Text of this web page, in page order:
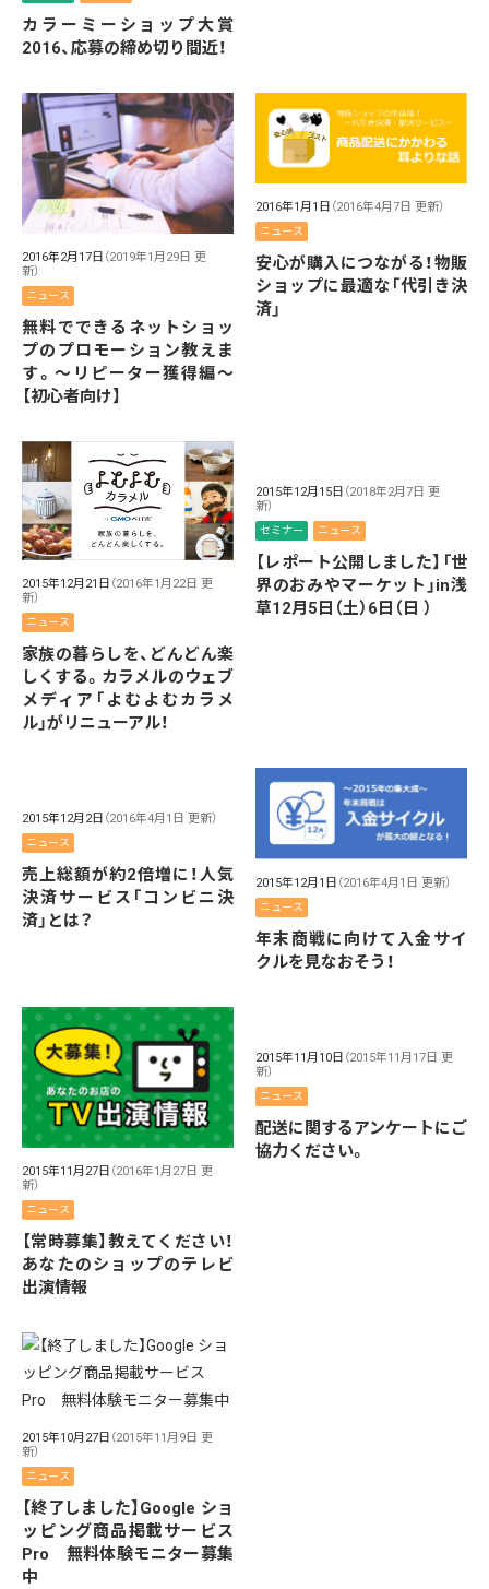
カラーミーショップ大賞
2016、応募の締め切り間近！
2016年2月17日 （2019年1月29日 更
新）
ニュース
無料でできるネットショッ
プのプロモーション教えま
す。〜リピーター獲得編〜
【初心者向け】
2016年1月1日 （2016年4月7日 更新）
ニュース
安心が購入につながる！物販
ショップに最適な「代引き決
済」
2015年12月21日 （2016年1月22日 更
新）
ニュース
家族の暮らしを、どんどん楽
しくする。カラメルのウェブ
メディア「よむよむカラメ
ル」がリニューアル！
2015年12月15日 （2018年2月7日 更
新）
セミナー ニュース
【レポート公開しました】「世
界のおみやマーケット」in浅
草12月5日（土）6日（日 ）
2015年12月2日 （2016年4月1日 更新）
ニュース
売上総額が約2倍増に！人気
決済サービス「コンビニ決
済」とは？
2015年12月1日 （2016年4月1日 更新）
ニュース
年末商戦に向けて入金サイ
クルを見なおそう！
2015年11月27日 （2016年1月27日 更
新）
ニュース
【常時募集】教えてください！
あなたのショップのテレビ
出演情報
2015年11月10日 （2015年11月17日 更
新）
ニュース
配送に関するアンケートにご
協力ください。
2015年10月27日 （2015年11月9日 更
新）
ニュース
【終了しました】Google ショ
ッピング商品掲載サービス
Pro 無料体験モニター募集
中